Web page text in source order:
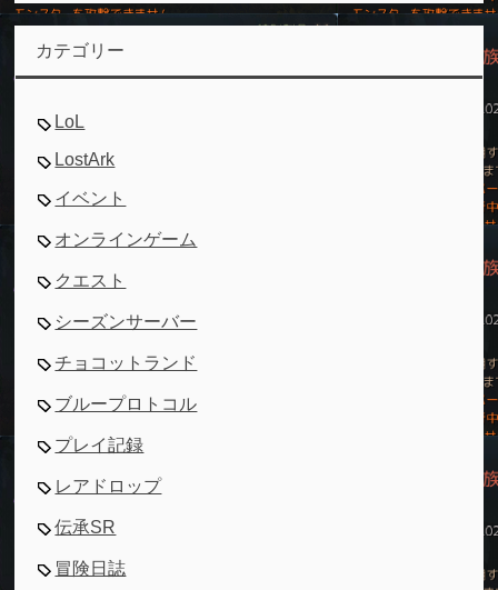
カテゴリー
LoL
LostArk
イベント
オンラインゲーム
クエスト
シーズンサーバー
チョコットランド
ブループロトコル
プレイ記録
レアドロップ
伝承SR
冒険日誌